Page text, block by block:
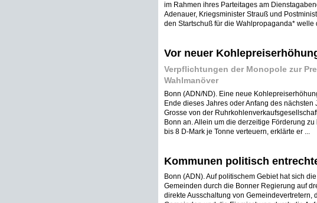
im Rahmen ihres Parteitages am
Adenauer, Kriegsminister Strauß und
den Startschuß für die Wahlpropaganda* welle
Vor neuer
Verpflichtungen der Monopole zur
Wahlmanöver
Bonn (ADN/ND). Eine neue
Ende dieses Jahres oder Anfang des
Grosse von der
Bonn an. Allein um die derzeitige Förderung
bis 8 D-Mark je Tonne verteuern, erklärte er ...
Kommunen politisch
Bonn (ADN). Auf politischem Gebiet hat sich
Gemeinden durch die Bonner Regierung auf
direkte Ausschaltung von Gemeindevertretern,